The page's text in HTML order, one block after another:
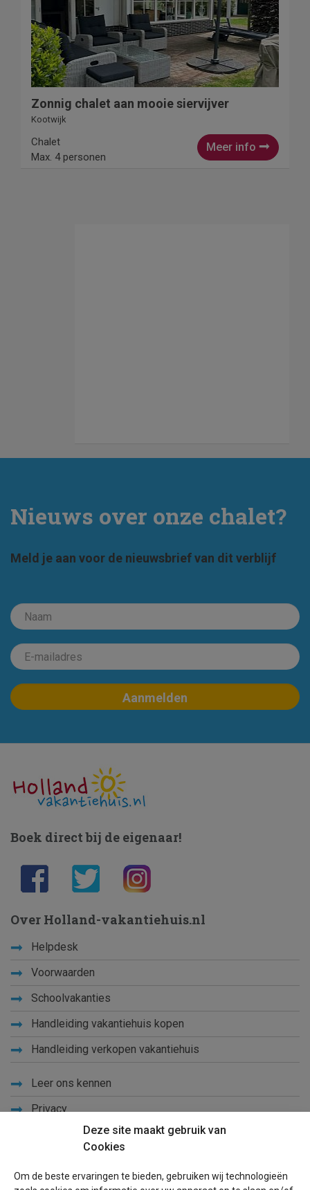
Zonnig chalet aan mooie siervijver
Kootwijk
Meer info
Chalet
Max. 4 personen
Nieuws over onze chalet?
Meld je aan voor de nieuwsbrief van dit verblijf
Deze site maakt gebruik van
Cookies
Om de beste ervaringen te bieden, gebruiken wij technologieën
Boek direct bij de eigenaar!
Over Holland-vakantiehuis.nl
Helpdesk
Voorwaarden
Schoolvakanties
Handleiding vakantiehuis kopen
Handleiding verkopen vakantiehuis
Leer ons kennen
Privacy
Blog